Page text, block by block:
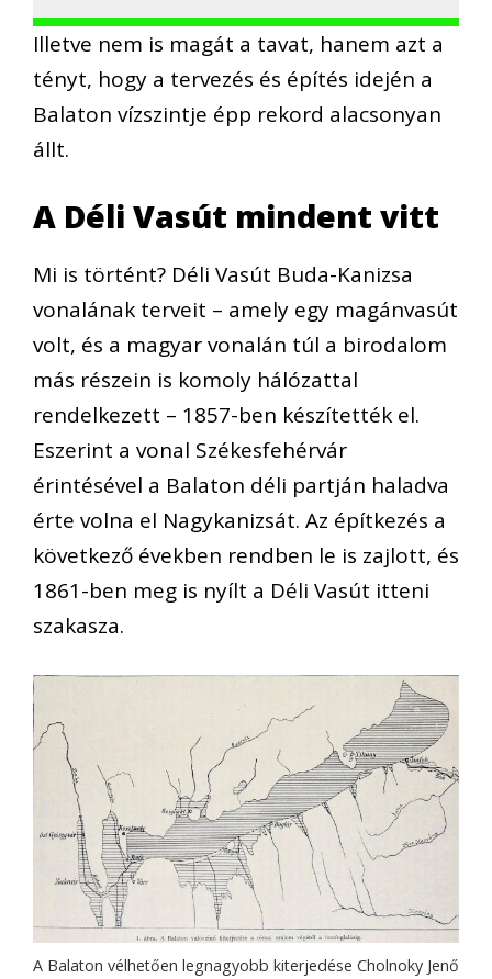
Illetve nem is magát a tavat, hanem azt a
tényt, hogy a tervezés és építés idején a
Balaton vízszintje épp rekord alacsonyan
állt.
A Déli Vasút mindent vitt
Mi is történt? Déli Vasút Buda-Kanizsa
vonalának terveit – amely egy magánvasút
volt, és a magyar vonalán túl a birodalom
más részein is komoly hálózattal
rendelkezett – 1857-ben készítették el.
Eszerint a vonal Székesfehérvár
érintésével a Balaton déli partján haladva
érte volna el Nagykanizsát. Az építkezés a
következő években rendben le is zajlott, és
1861-ben meg is nyílt a Déli Vasút itteni
szakasza.
A Balaton vélhetően legnagyobb kiterjedése Cholnoky Jenő